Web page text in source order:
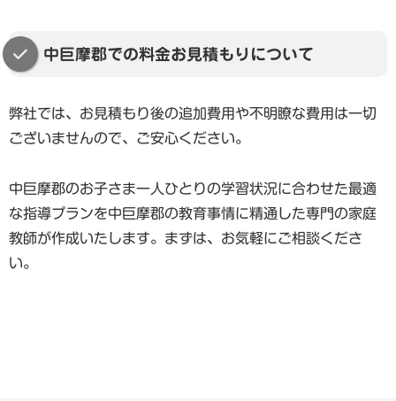
中巨摩郡での料金お見積もりについて
弊社では、お見積もり後の追加費用や不明瞭な費用は一切
ございませんので、ご安心ください。
中巨摩郡のお子さま一人ひとりの学習状況に合わせた最適
な指導プランを中巨摩郡の教育事情に精通した専門の家庭
教師が作成いたします。まずは、お気軽にご相談くださ
い。